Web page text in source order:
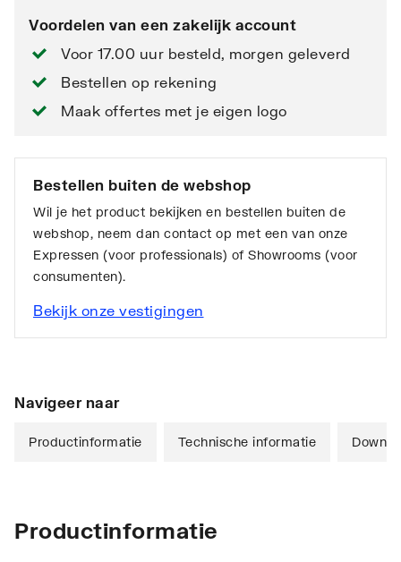
Voordelen van een zakelijk account
Voor 17.00 uur besteld, morgen geleverd
Bestellen op rekening
Maak offertes met je eigen logo
Bestellen buiten de webshop
Wil je het product bekijken en bestellen buiten de
webshop, neem dan contact op met een van onze
Expressen (voor professionals) of Showrooms (voor
consumenten).
Bekijk onze vestigingen
Navigeer naar
Productinformatie Technische informatie
Productinformatie